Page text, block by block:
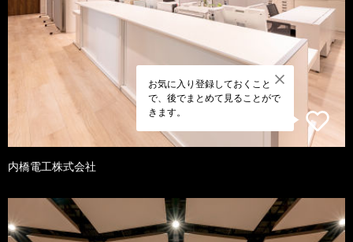
お気に入り登録しておくこと
で、後でまとめて見ることがで
きます。
内橋電工株式会社